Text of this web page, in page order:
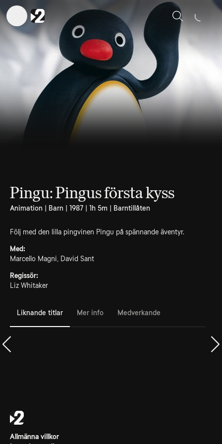
Sök
Pingu: Pingus första kyss
Animation | Barn | 1987 | 1h 5m | Barntillåten
Följ med den lilla pingvinen Pingu på spännande äventyr.
Med:
Marcello Magni, David Sant
Regissör:
Liz Whitaker
Liknande titlar Mer info Medverkande
Allmänna villkor